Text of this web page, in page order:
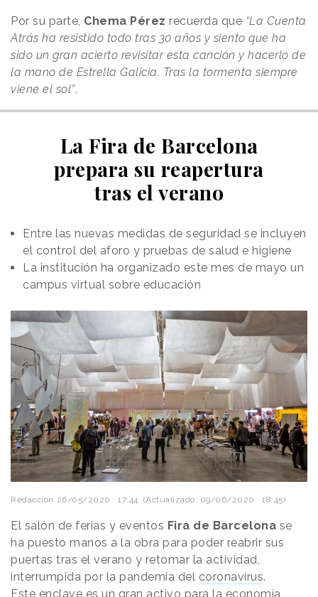
Por su parte, Chema Pérez recuerda que “La Cuenta
Atrás ha resistido todo tras 30 años y siento que ha
sido un gran acierto revisitar esta canción y hacerlo de
la mano de Estrella Galicia. Tras la tormenta siempre
viene el sol”.
La Fira de Barcelona
prepara su reapertura
tras el verano
Entre las nuevas medidas de seguridad se incluyen
el control del aforo y pruebas de salud e higiene
La institución ha organizado este mes de mayo un
campus virtual sobre educación
Redacción 26/05/2020 · 17:44 (Actualizado: 09/06/2020 · 18:45)
El salón de ferias y eventos Fira de Barcelona se
ha puesto manos a la obra para poder reabrir sus
puertas tras el verano y retomar la actividad,
interrumpida por la pandemia del coronavirus.
Este enclave es un gran activo para la economía